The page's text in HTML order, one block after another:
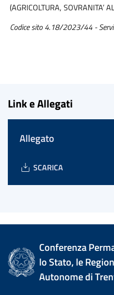
(AGRICOLTURA, SOVRANITA’
Codice sito 4.18/2023/44 -
Link e Allegati
Allegato
SCARICA
Conferenza
lo Stato, le
Autonome di